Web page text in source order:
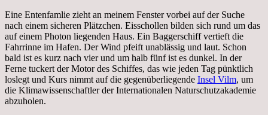
Eine Entenfamlie zieht an meinem Fenster vorbei auf der Suche
nach einem sicheren Plätzchen. Eisschollen bilden sich rund um das
auf einem Photon liegenden Haus. Ein Baggerschiff vertieft die
Fahrrinne im Hafen. Der Wind pfeift unablässig und laut. Schon
bald ist es kurz nach vier und um halb fünf ist es dunkel. In der
Ferne tuckert der Motor des Schiffes, das wie jeden Tag pünktlich
loslegt und Kurs nimmt auf die gegenüberliegende Insel Vilm, um
die Klimawissenschaftler der Internationalen Naturschutzakademie
abzuholen.